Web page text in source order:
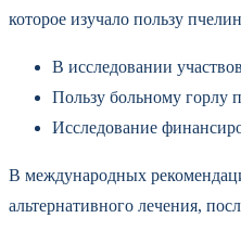
которое изучало пользу
В исследовании
Пользу больному горлу
Исследование
В международных
альтернативного лечения,